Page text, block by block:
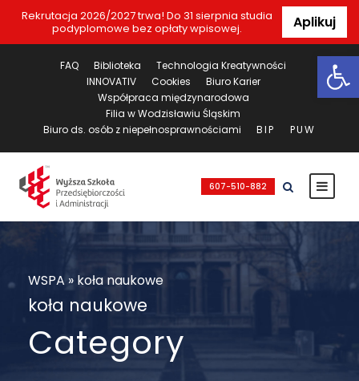
Rekrutacja 2026/2027 trwa! Do 31 sierpnia studia
podyplomowe bez opłaty wpisowej.
Aplikuj
FAQ Biblioteka
Technologia Kreatywności
INNOVATIV
Cookies
Biuro Karier
Współpraca międzynarodowa
Filia w Wodzisławiu Śląskim
Biuro ds. osób z niepełnosprawnościami
BIP PUW
607-510-882
WSPA » koła naukowe
koła naukowe
Category